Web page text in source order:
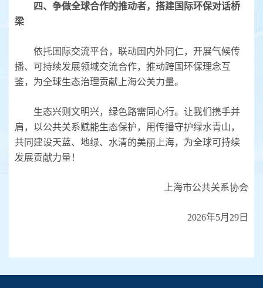
四、争做全球合作的推动者，搭建国际环保对话桥
梁
依托国际交流平台，联动国内外同仁，开展气候传
播、可持续发展领域交流合作，推动跨国环保理念互
鉴，为全球生态治理贡献上海公关力量。
生态兴则文明兴，绿色路需同心行。让我们携手并
肩，以公共关系赋能生态保护，用传播守护绿水青山，
共同建设天蓝、地绿、水清的美丽上海，为全球可持续
发展贡献力量！
上海市公共关系协会
2026年5月29日